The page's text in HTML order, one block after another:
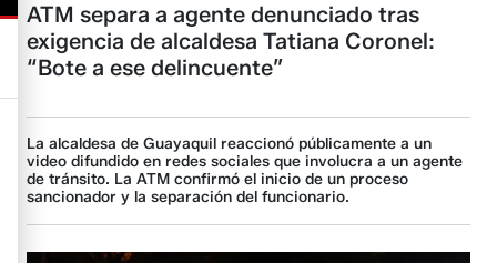
ATM separa a agente denunciado tras
exigencia de alcaldesa Tatiana Coronel:
“Bote a ese delincuente”
La alcaldesa de Guayaquil reaccionó públicamente a un
video difundido en redes sociales que involucra a un agente
de tránsito. La ATM confirmó el inicio de un proceso
sancionador y la separación del funcionario.